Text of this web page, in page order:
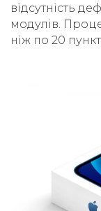
відсутність
модулів.
ніж по 20